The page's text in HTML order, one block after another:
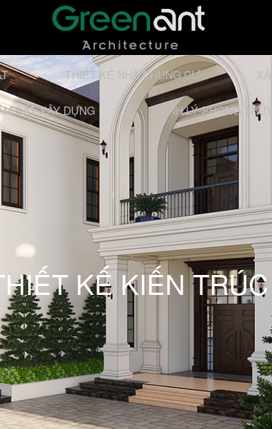
THIẾT KẾ NHÀ CHUNG CƯ
SÁT XÂY DỰNG MỆNH LÝ-PHONG THỦY
KẾ KIẾN TRÚC